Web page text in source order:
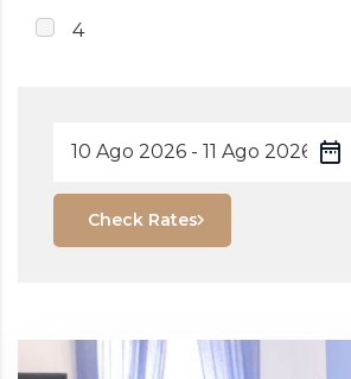
4
Check Rates